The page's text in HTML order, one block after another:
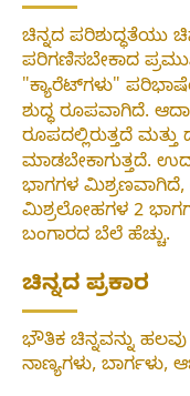
ಚಿನ್ನದ ಪರಿಶುದ್ಧತೆಯು
ಪರಿಗಣಿಸಬೇಕಾದ
"ಕ್ಯಾರೆಟ್‌ಗಳು"
ಶುದ್ಧ ರೂಪವಾಗಿದೆ.
ರೂಪದಲ್ಲಿರುತ್ತದೆ
ಮಾಡಬೇಕಾಗುತ್ತದೆ.
ಭಾಗಗಳ
ಮಿಶ್ರಲೋಹಗಳ 2
ಬಂಗಾರದ ಬೆಲೆ ಹೆಚ್ಚು.
ಚಿನ್ನದ ಪ್ರಕಾರ
ಭೌತಿಕ ಚಿನ್ನವನ್ನು
ನಾಣ್ಯಗಳು, ಬಾರ್ಗಳು,